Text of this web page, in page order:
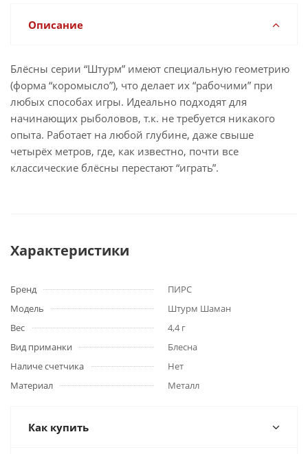
Описание
Блёсны серии “Штурм” имеют специальную геометрию
(форма “коромысло”), что делает их “рабочими” при
любых способах игры. Идеально подходят для
начинающих рыболовов, т.к. не требуется никакого
опыта. Работает на любой глубине, даже свыше
четырёх метров, где, как известно, почти все
классические блёсны перестают “играть”.
Характеристики
Бренд
ПИРС
Модель
Штурм Шаман
Вес
4,4 г
Вид приманки
Блесна
Наличе счетчика
Нет
Материал
Металл
Как купить